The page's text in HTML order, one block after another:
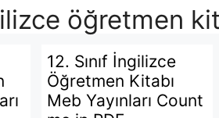
öğretmen
12. Sınıf İngilizce
Öğretmen Kitabı
Meb Yayınları Count